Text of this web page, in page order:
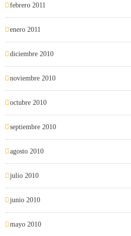
febrero 2011
enero 2011
diciembre 2010
noviembre 2010
octubre 2010
septiembre 2010
agosto 2010
julio 2010
junio 2010
mayo 2010